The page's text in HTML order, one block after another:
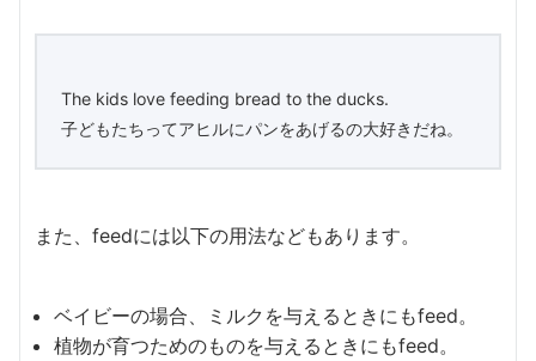
The kids love feeding bread to the ducks.
子どもたちってアヒルにパンをあげるの大好きだね。
また、feedには以下の用法などもあります。
ベイビーの場合、ミルクを与えるときにもfeed。
植物が育つためのものを与えるときにもfeed。